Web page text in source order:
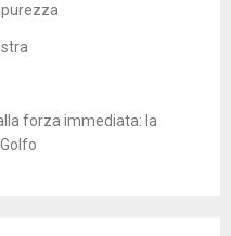
purezza
forza immediata: la